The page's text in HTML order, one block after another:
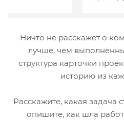
Ничто не расскажет о
лучше, чем
структура карточки
историю из
Расскажите, какая задача
опишите, как шла